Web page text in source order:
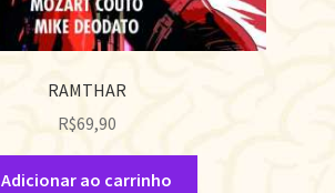
RAMTHAR
R$69,90
Adicionar ao carrinho